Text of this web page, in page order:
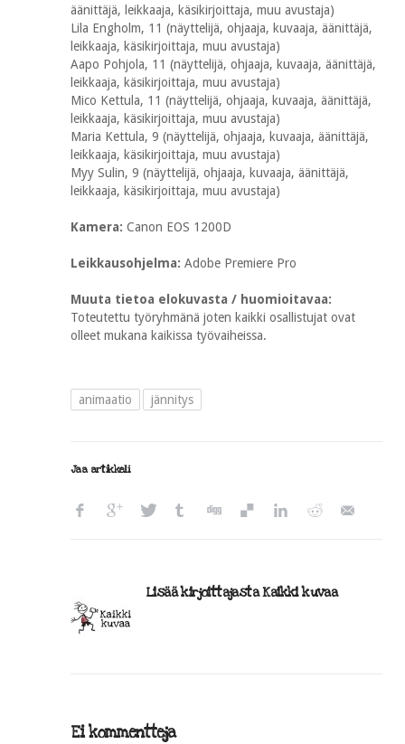
äänittäjä, leikkaaja, käsikirjoittaja, muu avustaja)
Lila Engholm, 11 (näyttelijä, ohjaaja, kuvaaja, äänittäjä,
leikkaaja, käsikirjoittaja, muu avustaja)
Aapo Pohjola, 11 (näyttelijä, ohjaaja, kuvaaja, äänittäjä,
leikkaaja, käsikirjoittaja, muu avustaja)
Mico Kettula, 11 (näyttelijä, ohjaaja, kuvaaja, äänittäjä,
leikkaaja, käsikirjoittaja, muu avustaja)
Maria Kettula, 9 (näyttelijä, ohjaaja, kuvaaja, äänittäjä,
leikkaaja, käsikirjoittaja, muu avustaja)
Myy Sulin, 9 (näyttelijä, ohjaaja, kuvaaja, äänittäjä,
leikkaaja, käsikirjoittaja, muu avustaja)
Kamera: Canon EOS 1200D
Leikkausohjelma: Adobe Premiere Pro
Muuta tietoa elokuvasta / huomioitavaa:
Toteutettu työryhmänä joten kaikki osallistujat ovat
olleet mukana kaikissa työvaiheissa.
animaatio jännitys
Jaa artikkeli
Lisää kirjoittajasta Kaikki kuvaa
Ei kommentteja